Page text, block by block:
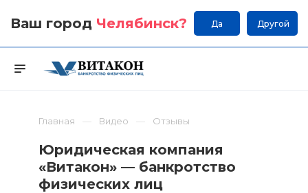
Ваш город Челябинск? Да Другой
Главная Видео Отзывы
Юридическая компания
«Витакон» — банкротство
физических лиц